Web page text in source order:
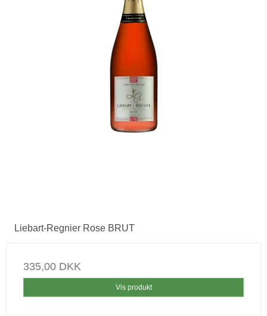
Liebart-Regnier Rose BRUT
335,00 DKK
Vis produkt